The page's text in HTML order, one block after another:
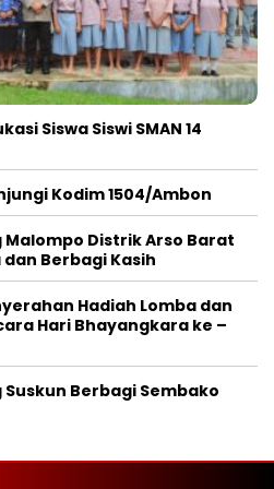
Siswa Siswi SMAN 14
Kodim 1504/Ambon
Malompo Distrik Arso Barat
Berbagi Kasih
Hadiah Lomba dan
Hari Bhayangkara ke –
Berbagi Sembako